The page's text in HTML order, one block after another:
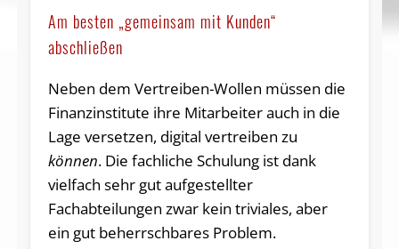
Am besten „gemeinsam mit Kunden“
abschließen
Neben dem Vertreiben-Wollen müssen die
Finanzinstitute ihre Mitarbeiter auch in die
Lage versetzen, digital vertreiben zu
können. Die fachliche Schulung ist dank
vielfach sehr gut aufgestellter
Fachabteilungen zwar kein triviales, aber
ein gut beherrschbares Problem.